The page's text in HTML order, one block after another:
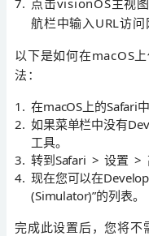
航栏中输入URL访问
以下是如何在macOS
法：
在macOS上的Safari中
如果菜单栏中没有
工具。
转到Safari > 设置 >
现在您可以在
(Simulator)”的列表。
完成此设置后，您将不